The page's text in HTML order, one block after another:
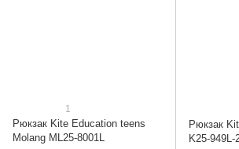
1
Рюкзак Kite Education teens
Molang ML25-8001L
Рюкзак
K25-949L-